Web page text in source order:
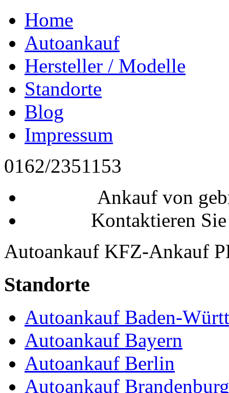
Home
Autoankauf
Hersteller / Modelle
Standorte
Blog
Impressum
0162/2351153
Ankauf von
Kontaktieren
Autoankauf KFZ-Ankauf
Standorte
Autoankauf Baden-
Autoankauf Bayern
Autoankauf Berlin
Autoankauf Brandenburg